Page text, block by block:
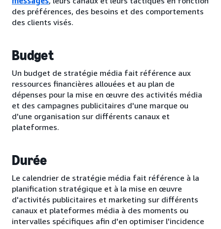
des préférences, des besoins et des comportements
des clients visés.
Budget
Un budget de stratégie média fait référence aux
ressources financières allouées et au plan de
dépenses pour la mise en œuvre des activités média
et des campagnes publicitaires d'une marque ou
d'une organisation sur différents canaux et
plateformes.
Durée
Le calendrier de stratégie média fait référence à la
planification stratégique et à la mise en œuvre
d'activités publicitaires et marketing sur différents
canaux et plateformes média à des moments ou
intervalles spécifiques afin d'en optimiser l'incidence